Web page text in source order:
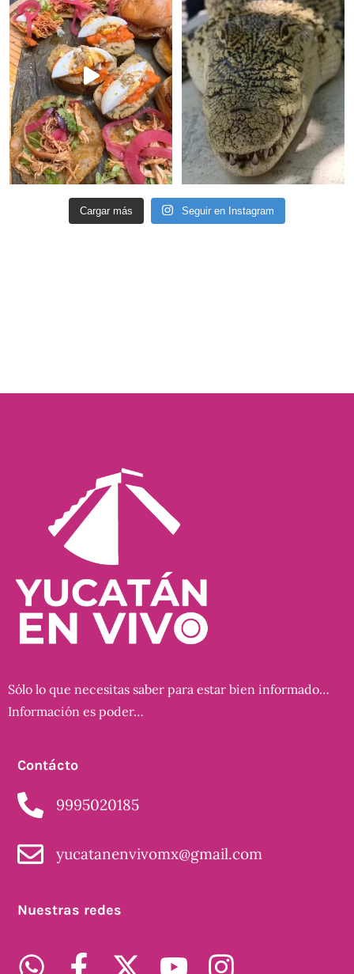
Cargar más Seguir en Instagram
Sólo lo que necesitas saber para estar bien informado…
Información es poder…
Contácto
9995020185
yucatanenvivomx@gmail.com
Nuestras redes